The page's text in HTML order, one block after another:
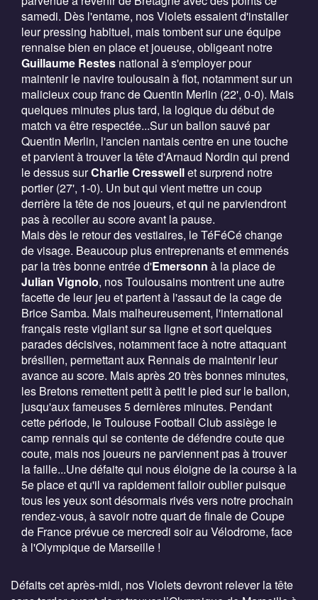
samedi. Dès l'entame, nos Violets essaient d'installer
leur pressing habituel, mais tombent sur une équipe
rennaise bien en place et joueuse, obligeant notre
Guillaume Restes national à s'employer pour
maintenir le navire toulousain à flot, notamment sur un
malicieux coup franc de Quentin Merlin (22', 0-0). Mais
quelques minutes plus tard, la logique du début de
match va être respectée...Sur un ballon sauvé par
Quentin Merlin, l'ancien nantais centre en une touche
et parvient à trouver la tête d'Arnaud Nordin qui prend
le dessus surCharlie Cresswellet surprend notre
portier (27', 1-0). Un but qui vient mettre un coup
derrière la tête de nos joueurs, et qui ne parviendront
pas à recoller au score avant la pause.
Mais dès le retour des vestiaires, le TéFéCé change
de visage. Beaucoup plus entreprenants et emmenés
par la très bonne entrée d'Emersonn à la place de
Julian Vignolo, nos Toulousains montrent une autre
facette de leur jeu et partent à l'assaut de la cage de
Brice Samba. Mais malheureusement, l'international
français reste vigilant sur sa ligne et sort quelques
parades décisives, notamment face à notre attaquant
brésilien, permettant aux Rennais de maintenir leur
avance au score. Mais après 20 très bonnes minutes,
les Bretons remettent petit à petit le pied sur le ballon,
jusqu'aux fameuses 5 dernières minutes. Pendant
cette période, le Toulouse Football Club assiège le
camp rennais qui se contente de défendre coute que
coute, mais nos joueurs ne parviennent pas à trouver
la faille...Une défaite qui nous éloigne de la course à la
5e place et qu'il va rapidement falloir oublier puisque
tous les yeux sont désormais rivés vers notre prochain
rendez-vous, à savoir notre quart de finale de Coupe
de France prévue ce mercredi soir au Vélodrome, face
à l'Olympique de Marseille !
Défaits cet après-midi, nos Violets devront relever la tête